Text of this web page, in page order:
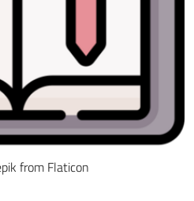
from Flaticon